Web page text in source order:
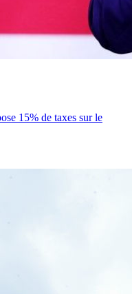
15% de taxes sur le